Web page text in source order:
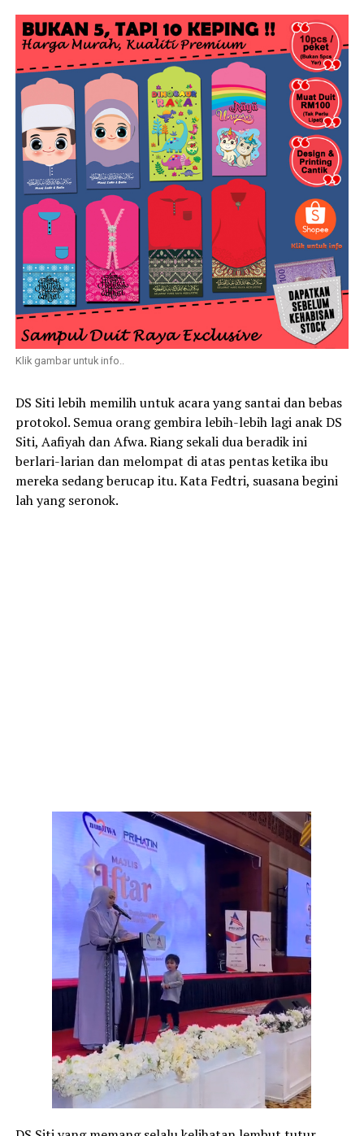
Klik gambar untuk info..
DS Siti lebih memilih untuk acara yang santai dan bebas
protokol. Semua orang gembira lebih-lebih lagi anak DS
Siti, Aafiyah dan Afwa. Riang sekali dua beradik ini
berlari-larian dan melompat di atas pentas ketika ibu
mereka sedang berucap itu. Kata Fedtri, suasana begini
lah yang seronok.